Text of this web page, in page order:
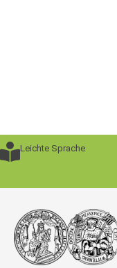
Leichte Sprache